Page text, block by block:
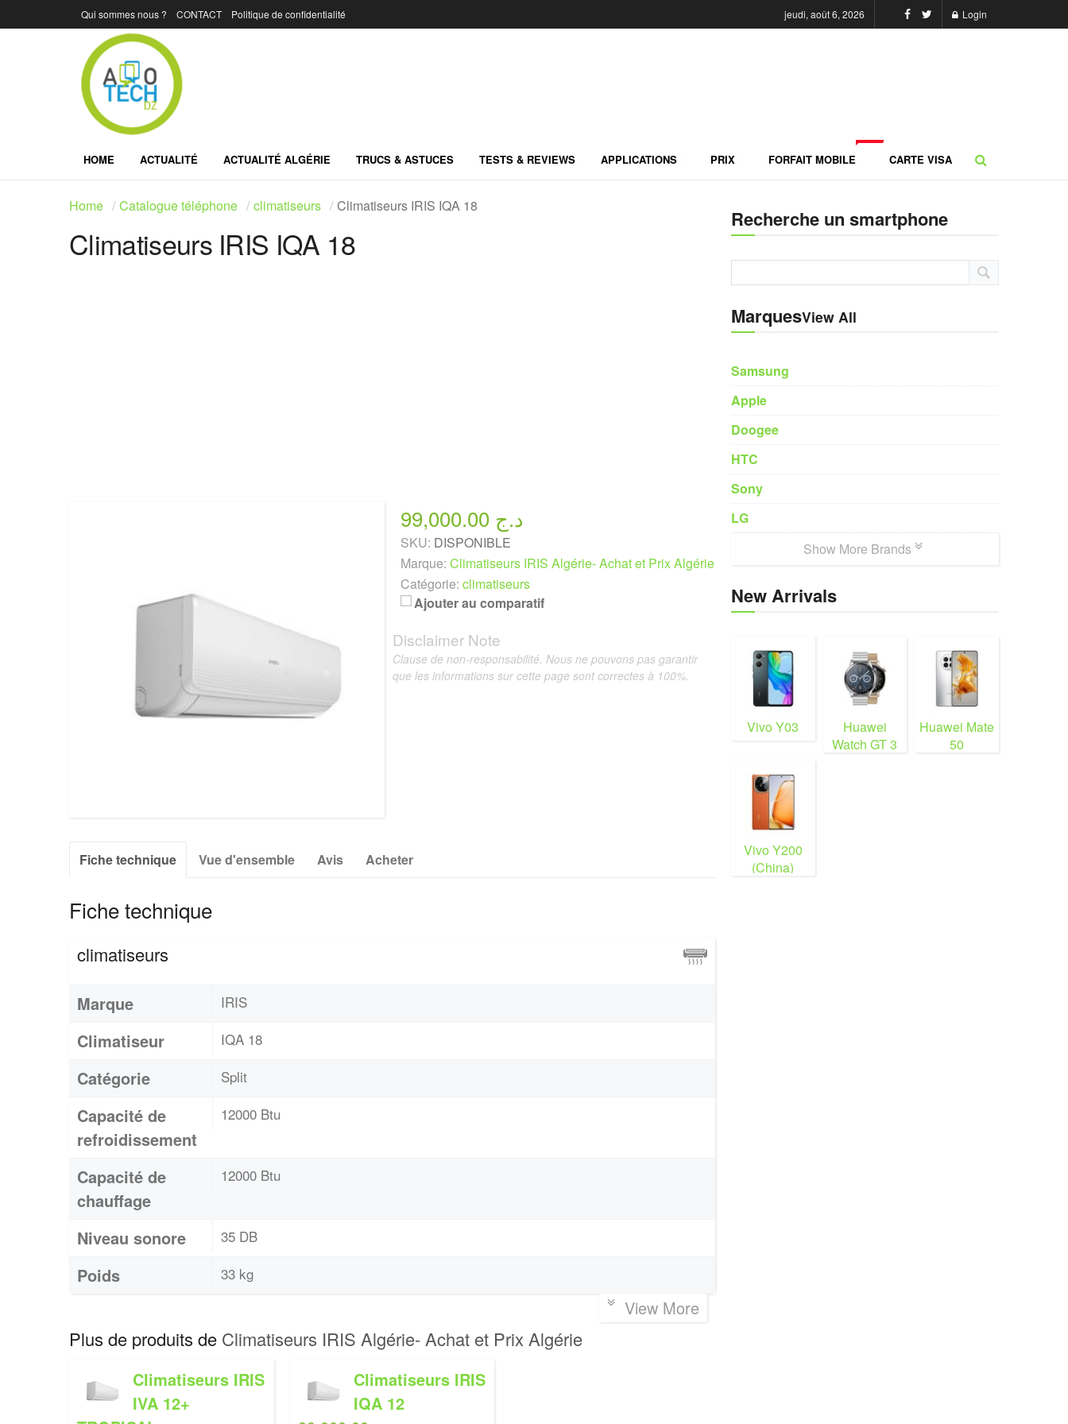
Qui sommes nous ? CONTACT Politique de confidentialité jeudi, août 6, 2026 Login
HOME ACTUALITÉ ACTUALITÉ ALGÉRIE TRUCS & ASTUCES TESTS & REVIEWS APPLICATIONS PRIX FORFAIT MOBILE CARTE VISA
Home Catalogue téléphone climatiseurs Climatiseurs IRIS IQA 18
Climatiseurs IRIS IQA 18
99,000.00 د.ج
SKU: DISPONIBLE
Marque: Climatiseurs IRIS Algérie- Achat et Prix Algérie
Catégorie: climatiseurs
Ajouter au comparatif
Fiche technique Vue d'ensemble Avis Acheter
Fiche technique
climatiseurs
Marque IRIS
Climatiseur IQA 18
Catégorie Split
Capacité de
refroidissement
12000 Btu
Capacité de
chauffage
12000 Btu
Niveau sonore 35 DB
Poids 33 kg
View More
Disclaimer Note
Clause de non-responsabilité. Nous ne pouvons pas garantir
que les informations sur cette page sont correctes à 100%.
Plus de produits de Climatiseurs IRIS Algérie- Achat et Prix Algérie
Climatiseurs IRIS
IVA 12+
Climatiseurs IRIS
IQA 12
Recherche un smartphone
MarquesView All
Samsung
Apple
Doogee
HTC
Sony
LG
Show More Brands
New Arrivals
Vivo Y03
Huawei
Watch GT 3
Huawei Mate
50
Vivo Y200
(China)